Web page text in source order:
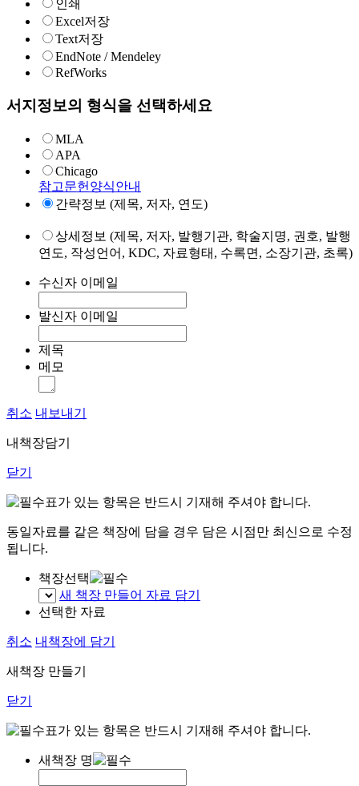
인쇄
Excel저장
Text저장
EndNote / Mendeley
RefWorks
서지정보의 형식을 선택하세요
MLA
APA
Chicago
참고문헌양식안내
간략정보 (제목, 저자, 연도)
상세정보 (제목, 저자, 발행기관, 학술지명, 권호, 발행
연도, 작성언어, KDC, 자료형태, 수록면, 소장기관, 초록)
수신자 이메일
발신자 이메일
제목
메모
취소 내보내기
내책장담기
닫기
표가 있는 항목은 반드시 기재해 주셔야 합니다.
동일자료를 같은 책장에 담을 경우 담은 시점만 최신으로 수정
됩니다.
책장선택
새 책장 만들어 자료 담기
선택한 자료
취소 내책장에 담기
새책장 만들기
닫기
표가 있는 항목은 반드시 기재해 주셔야 합니다.
새책장 명